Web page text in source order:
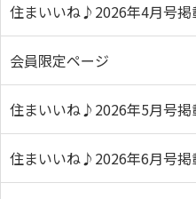
住まいいね♪2026年4月号掲
会員限定ページ
住まいいね♪2026年5月号掲
住まいいね♪2026年6月号掲